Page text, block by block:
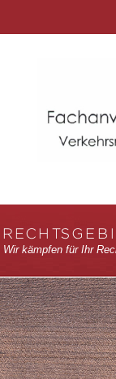
Wir kämpfen für Ihr